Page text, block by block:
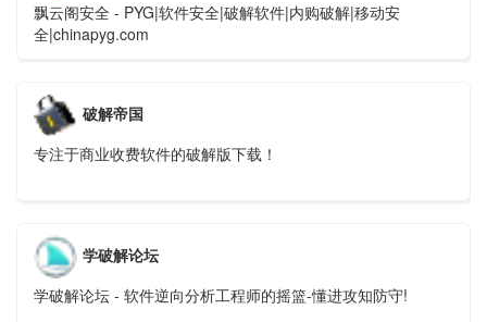
飘云阁安全 - PYG|软件安全|破解软件|内购破解|移动安
全|chinapyg.com
破解帝国
专注于商业收费软件的破解版下载！
学破解论坛
学破解论坛 - 软件逆向分析工程师的摇篮-懂进攻知防守!